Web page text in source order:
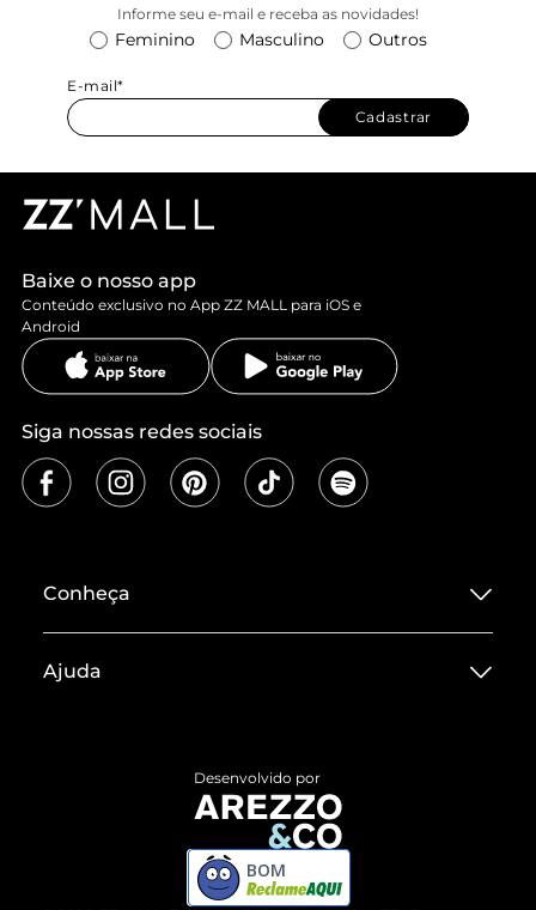
Informe seu e-mail e receba as novidades!
Feminino Masculino Outros
E-mail*
Cadastrar
Baixe o nosso app
Conteúdo exclusivo no App ZZ MALL para iOS e
Android
Siga nossas redes sociais
Conheça
Termos de Uso
ZZ MALL é confiável
Ajuda
Devolução do Produto
Compre pelo WhatsApp
Desenvolvido por
BOM